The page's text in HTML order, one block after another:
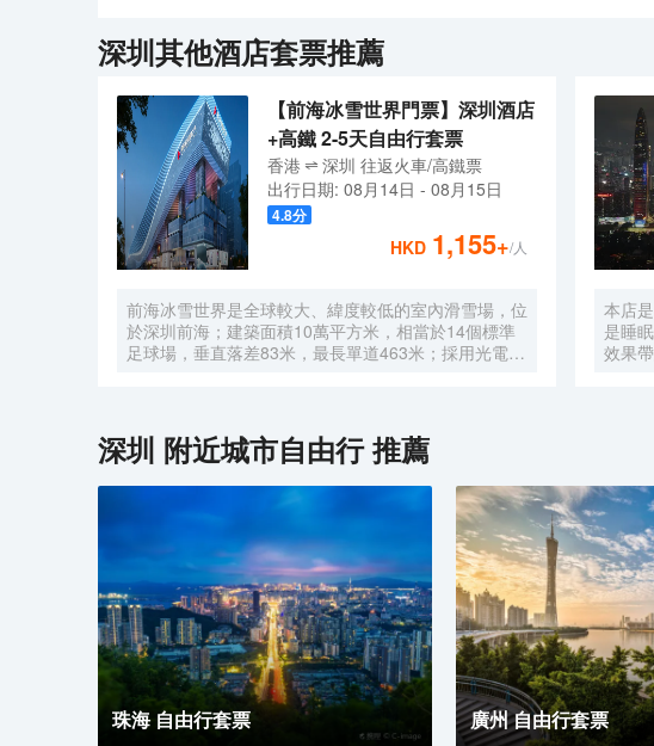
中高端商務型酒店。<br>酒店環境雅緻，每種房型都獨顯精緻典雅的
外出住宿帶來居家的便利體驗。秋果酒店精心打造的“七合一空間”及“
深圳其他酒店套票推薦
【前海冰雪世界門票】深圳酒店
+高鐵 2-5天自由行套票
香港 深圳 往返火車/高鐵票
出行日期: 08月14日 - 08月15日
4.8分
HKD 1,155+/人
前海冰雪世界是全球較大、緯度較低的室內滑雪場，位
於深圳前海；建築面積10萬平方米，相當於14個標準
足球場，垂直落差83米，最長單道463米‌；採用光電發
本店
是睡
效果
深圳 附近城市自由行 推薦
珠海 自由行套票 廣州 自由行套票